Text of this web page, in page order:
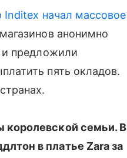
Inditex начал массовое
анонимно
и предложили
пять окладов.
королевской семьи. В
в платье Zara за